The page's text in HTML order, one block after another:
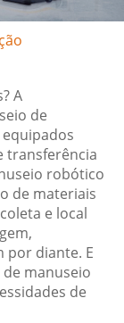
A
de
transferência
robótico
de materiais
e local
por diante. E
manuseio
de